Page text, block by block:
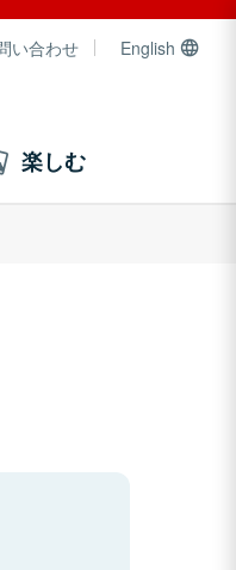
い合わせ English
楽しむ